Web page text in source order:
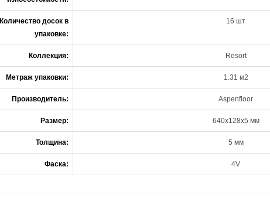
Количество досок в
упаковке:
16 шт
Коллекция: Resort
Метраж упаковки: 1.31 м2
Производитель: Aspenfloor
Размер: 640x128x5 мм
Толщина: 5 мм
Фаска: 4V